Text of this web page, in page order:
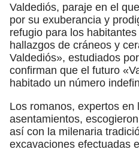
Valdediós, paraje en el
por su exuberancia y
refugio para los
hallazgos de cráneos y
Valdediós», estudiados
confirman que el futuro
habitado un número
Los romanos, expertos en
asentamientos,
así con la milenaria
excavaciones efectuadas